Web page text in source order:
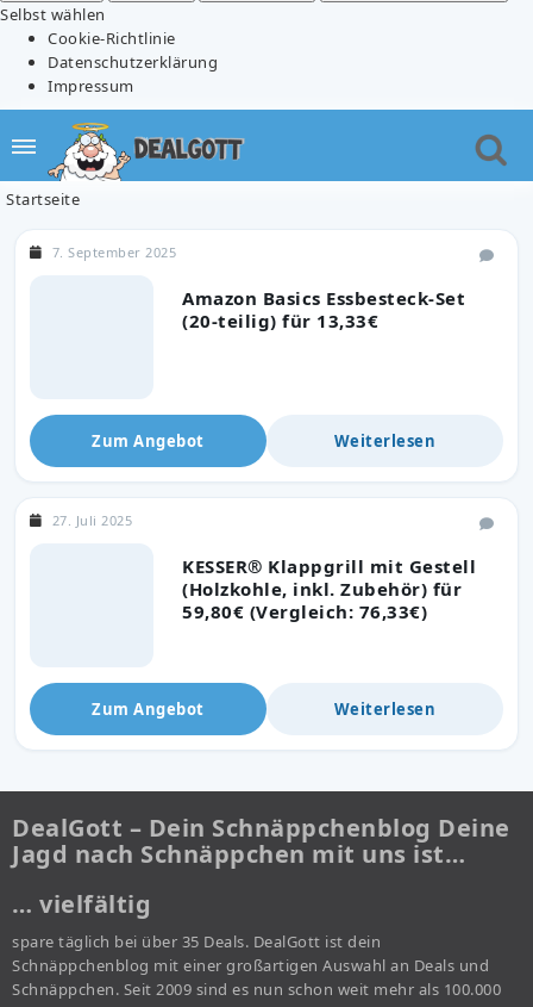
Selbst wählen
Cookie-Richtlinie
Datenschutzerklärung
Impressum
Startseite
Amazon Basics Essbesteck-Set
(20-teilig) für 13,33€
7. September 2025
Zum Angebot Weiterlesen
KESSER® Klappgrill mit Gestell
(Holzkohle, inkl. Zubehör) für
59,80€ (Vergleich: 76,33€)
27. Juli 2025
Zum Angebot Weiterlesen
DealGott – Dein Schnäppchenblog Deine
Jagd nach Schnäppchen mit uns ist…
… vielfältig
spare täglich bei über 35 Deals. DealGott ist dein
Schnäppchenblog mit einer großartigen Auswahl an Deals und
Schnäppchen. Seit 2009 sind es nun schon weit mehr als 100.000